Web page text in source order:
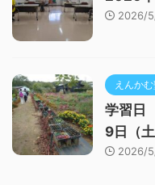
2026/
えんか
学習日
9日（土
2026/